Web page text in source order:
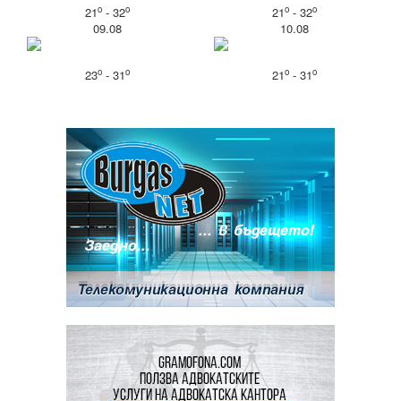
21o- 32o 21o- 32o
09.08
23o- 31o
10.08
21o- 31o